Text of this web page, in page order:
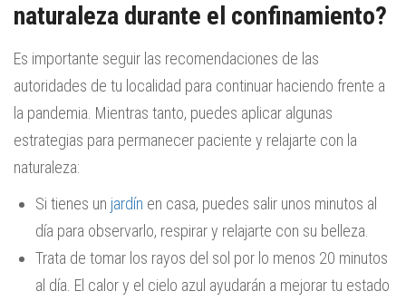
naturaleza durante el confinamiento?
Es importante seguir las recomendaciones de las
autoridades de tu localidad para continuar haciendo frente a
la pandemia. Mientras tanto, puedes aplicar algunas
estrategias para permanecer paciente y relajarte con la
naturaleza:
Si tienes un jardín en casa, puedes salir unos minutos al
día para observarlo, respirar y relajarte con su belleza.
Trata de tomar los rayos del sol por lo menos 20 minutos
al día. El calor y el cielo azul ayudarán a mejorar tu estado